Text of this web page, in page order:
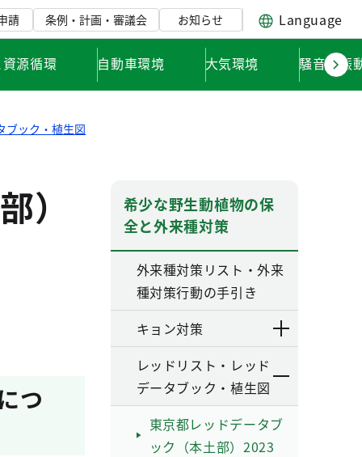
請 条例・計画・審議会 お知らせ Language
源循環 自動車環境 大気環境 騒音・振
ブック・植生図
）
つ
希少な野生動植物の保
全と外来種対策
外来種対策リスト・外来
種対策行動の手引き
キョン対策
レッドリスト・レッド
データブック・植生図
東京都レッドデータブ
ック（本土部）2023